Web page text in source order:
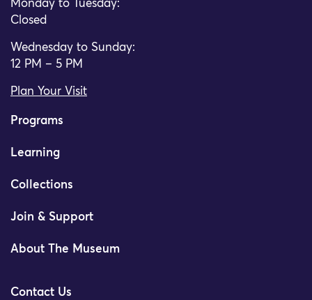
Monday to Tuesday:
Closed
Wednesday to Sunday:
12 PM – 5 PM
Plan Your Visit
Programs
Learning
Collections
Join & Support
About The Museum
Contact Us